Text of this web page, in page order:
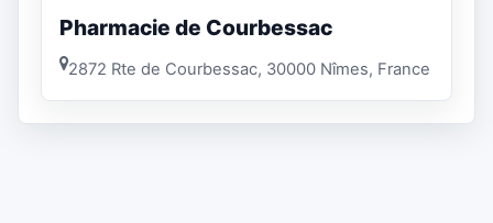
Pharmacie de Courbessac
2872 Rte de Courbessac, 30000 Nîmes, France